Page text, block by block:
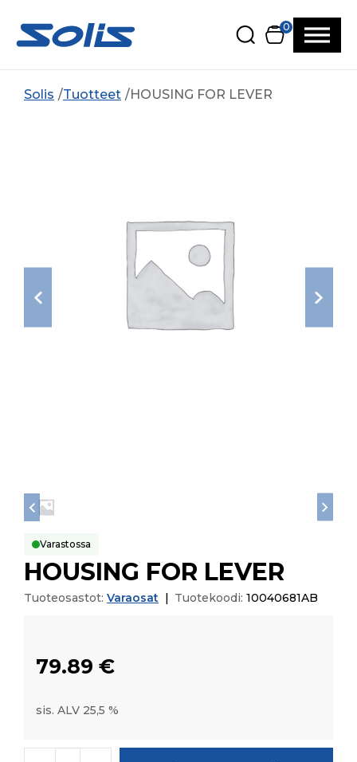
0
Solis Tuotteet HOUSING FOR LEVER
Varastossa
HOUSING FOR LEVER
Tuoteosastot: Varaosat Tuotekoodi: 10040681AB
79.89 €
sis. ALV 25,5 %